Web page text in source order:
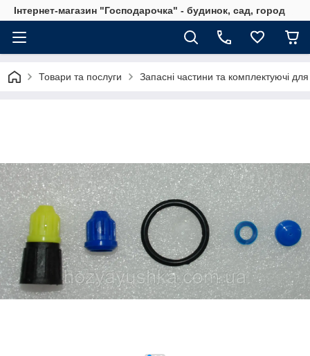
Інтернет-магазин "Господарочка" - будинок, сад, город
Товари та послуги Запасні частини та комплектуючі